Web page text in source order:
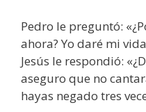
Pedro le preguntó:
ahora? Yo daré mi
Jesús le respondió:
aseguro que no
hayas negado tres